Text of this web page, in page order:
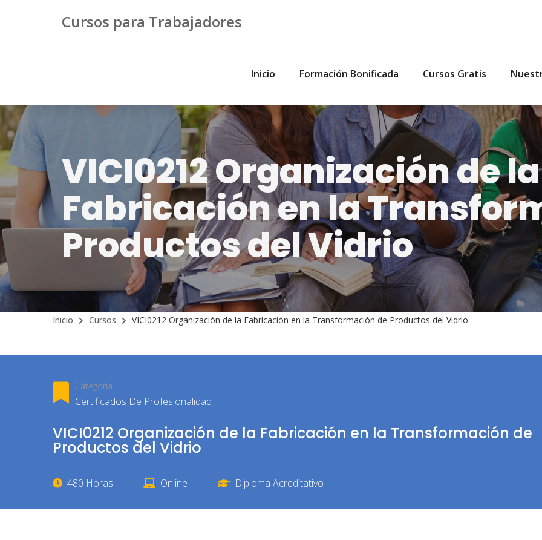
Cursos para Trabajadores
Inicio Formación Bonificada Cursos Gratis
VICI0212 Organización de la
Fabricación en la
Productos del Vidrio
Inicio Cursos VICI0212 Organización de la Fabricación en la Transformación de Productos del Vidrio
Categoría
Certificados De Profesionalidad
VICI0212 Organización de la Fabricación en la Transformación de
Productos del Vidrio
480 Horas Online Diploma Acreditativo